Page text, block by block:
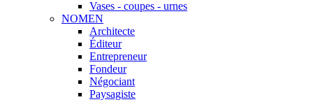
Vases - coupes - urnes
NOMEN
Architecte
Éditeur
Entrepreneur
Fondeur
Négociant
Paysagiste